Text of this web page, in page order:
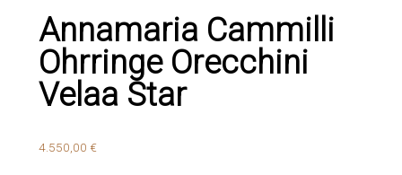
Annamaria Cammilli
Ohrringe Orecchini
Velaa Star
4.550,00 €